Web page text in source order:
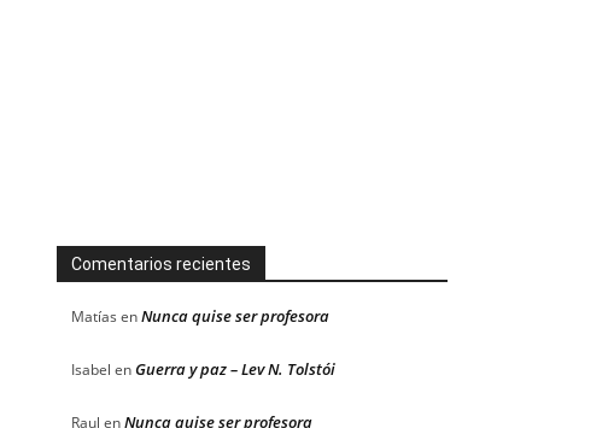
Comentarios recientes
Matías enNunca quise ser profesora
Isabel enGuerra y paz – Lev N. Tolstói
Raul enNunca quise ser profesora